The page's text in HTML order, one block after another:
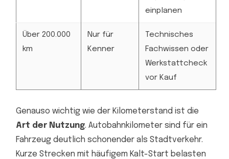
einplanen
Über 200.000
km
Nur für
Kenner
Technisches
Fachwissen oder
Werkstattcheck
vor Kauf
Genauso wichtig wie der Kilometerstand ist die
Art der Nutzung. Autobahnkilometer sind für ein
Fahrzeug deutlich schonender als Stadtverkehr.
Kurze Strecken mit häufigem Kalt-Start belasten